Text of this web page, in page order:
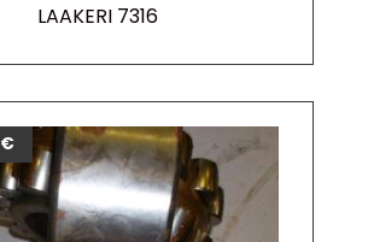
LAAKERI 7316
€